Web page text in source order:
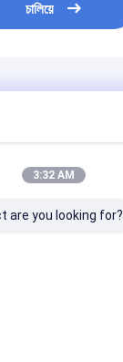
চালিয়ে
3:32 AM
are you looking for?